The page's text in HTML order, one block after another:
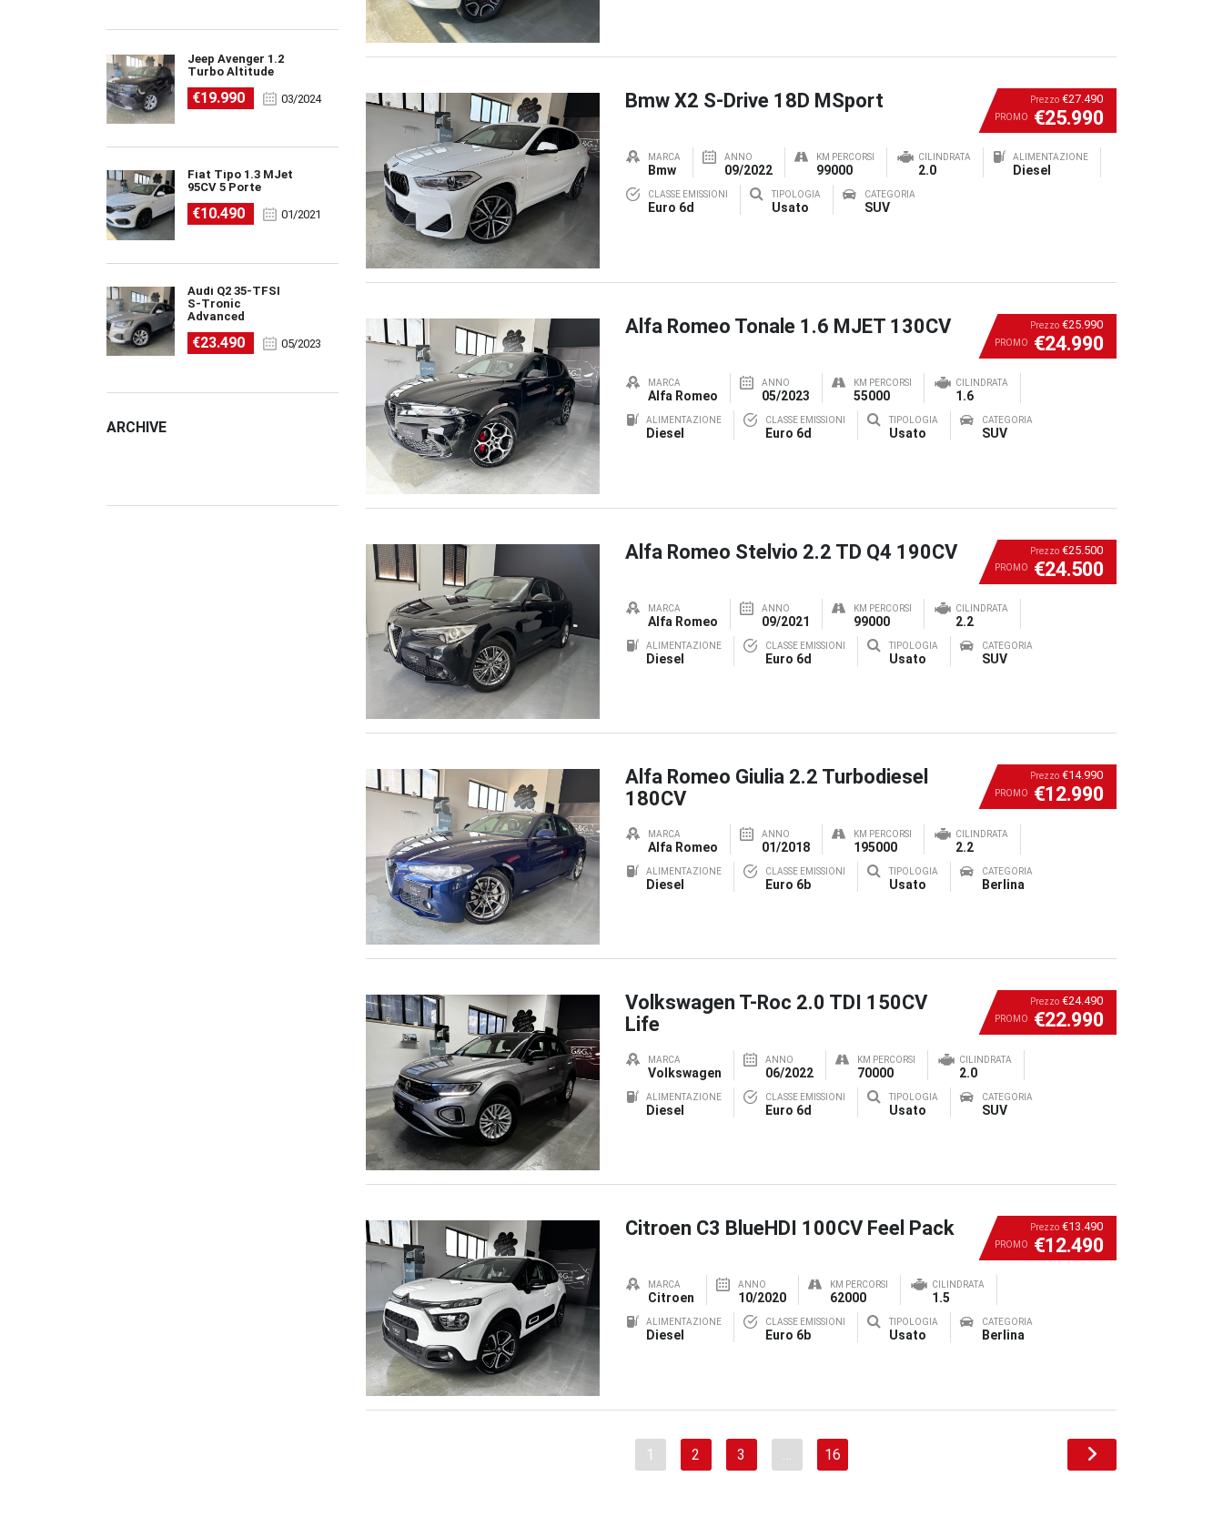
Jeep Avenger 1.2
Turbo Altitude
€19.990 03/2024
Fiat Tipo 1.3 MJet
95CV 5 Porte
€10.490 01/2021
Audi Q2 35-TFSI
S-Tronic
Advanced
€23.490 05/2023
ARCHIVE
Prezzo €27.490
PROMO €25.990
Bmw X2 S-Drive 18D MSport
MARCA
Bmw
ANNO
09/2022
KM PERCORSI
99000
CILINDRATA
2.0
ALIMENTAZIONE
Diesel
CLASSE EMISSIONI
Euro 6d
TIPOLOGIA
Usato
CATEGORIA
SUV
Prezzo €25.990
PROMO €24.990
Alfa Romeo Tonale 1.6 MJET 130CV
MARCA
Alfa Romeo
ANNO
05/2023
KM PERCORSI
55000
CILINDRATA
1.6
ALIMENTAZIONE
Diesel
CLASSE EMISSIONI
Euro 6d
TIPOLOGIA
Usato
CATEGORIA
SUV
Prezzo €25.500
PROMO €24.500
Alfa Romeo Stelvio 2.2 TD Q4 190CV
MARCA
Alfa Romeo
ANNO
09/2021
KM PERCORSI
99000
CILINDRATA
2.2
ALIMENTAZIONE
Diesel
CLASSE EMISSIONI
Euro 6d
TIPOLOGIA
Usato
CATEGORIA
SUV
Prezzo €14.990
PROMO €12.990
Alfa Romeo Giulia 2.2 Turbodiesel
180CV
MARCA
Alfa Romeo
ANNO
01/2018
KM PERCORSI
195000
CILINDRATA
2.2
ALIMENTAZIONE
Diesel
CLASSE EMISSIONI
Euro 6b
TIPOLOGIA
Usato
CATEGORIA
Berlina
Prezzo €24.490
PROMO €22.990
Volkswagen T-Roc 2.0 TDI 150CV
Life
MARCA
Volkswagen
ANNO
06/2022
KM PERCORSI
70000
CILINDRATA
2.0
ALIMENTAZIONE
Diesel
CLASSE EMISSIONI
Euro 6d
TIPOLOGIA
Usato
CATEGORIA
SUV
Prezzo €13.490
PROMO €12.490
Citroen C3 BlueHDI 100CV Feel Pack
MARCA
Citroen
ANNO
10/2020
KM PERCORSI
62000
CILINDRATA
1.5
ALIMENTAZIONE
Diesel
CLASSE EMISSIONI
Euro 6b
TIPOLOGIA
Usato
CATEGORIA
Berlina
1 2 3 16